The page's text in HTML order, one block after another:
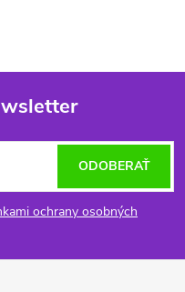
ochrany osobných
ODOBERAŤ